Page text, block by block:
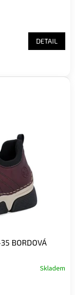
DETAIL
BORDOVÁ
Skladem